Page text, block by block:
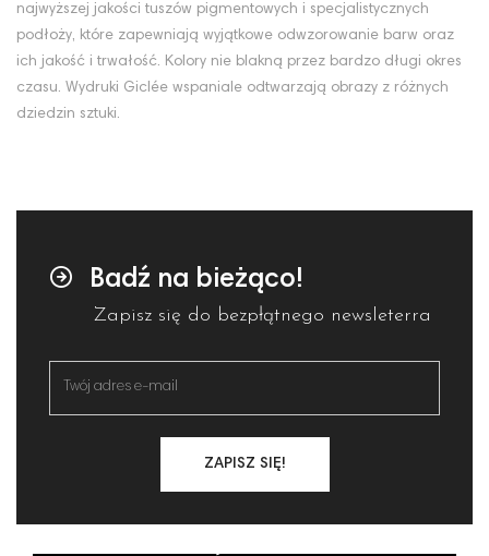
najwyższej jakości tuszów pigmentowych i specjalistycznych
podłoży, które zapewniają wyjątkowe odwzorowanie barw oraz
ich jakość i trwałość. Kolory nie blakną przez bardzo długi okres
czasu. Wydruki Giclée wspaniale odtwarzają obrazy z różnych
dziedzin sztuki.
Badź na bieżąco!
Zapisz się do bezpłątnego newsleterra
ZAPISZ SIĘ!